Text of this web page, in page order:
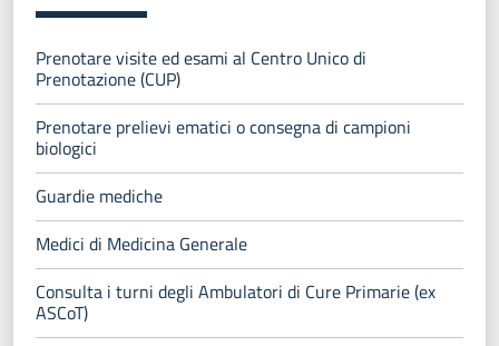
Prenotare visite ed esami al Centro Unico di
Prenotazione (CUP)
Prenotare prelievi ematici o consegna di campioni
biologici
Guardie mediche
Medici di Medicina Generale
Consulta i turni degli Ambulatori di Cure Primarie (ex
ASCoT)